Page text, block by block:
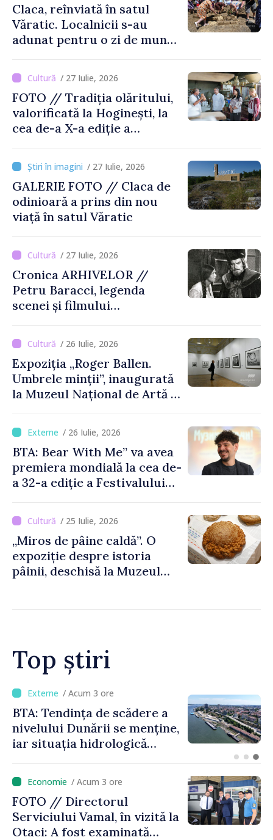
Claca, reînviată în satul
Văratic. Localnicii s-au
adunat pentru o zi de muncă
/ 27 Iulie, 2026
FOTO // Tradiția olăritului,
valorificată la Hoginești, la
cea de-a X-a ediție a
Vasile Gonciari”
/ 27 Iulie, 2026
GALERIE FOTO // Claca de
odinioară a prins din nou
viață în satul Văratic
/ 27 Iulie, 2026
Cronica ARHIVELOR //
Petru Baracci, legenda
scenei și filmului
/ 26 Iulie, 2026
Expoziția „Roger Ballen.
Umbrele minții”, inaugurată
la Muzeul Național de Artă al
/ 26 Iulie, 2026
BTA: Bear With Me” va avea
premiera mondială la cea de-
a 32-a ediție a Festivalului
august
/ 25 Iulie, 2026
„Miros de pâine caldă”. O
expoziție despre istoria
pâinii, deschisă la Muzeul
Top știri
/ Acum 1 oră
Energocom a asigurat
necesarul de energie
electrică pentru 8 august.
cetățenii să reducă
consumul în orele de vârf
/ Acum 3 ore
FOTO // Directorul
Serviciului Vamal, în vizită la
Otaci: A fost examinată